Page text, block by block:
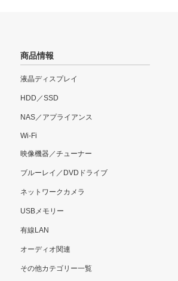
商品情報
液晶ディスプレイ
HDD／SSD
NAS／アプライアンス
Wi-Fi
映像機器／チューナー
ブルーレイ／DVDドライブ
ネットワークカメラ
USBメモリー
有線LAN
オーディオ関連
その他カテゴリー一覧